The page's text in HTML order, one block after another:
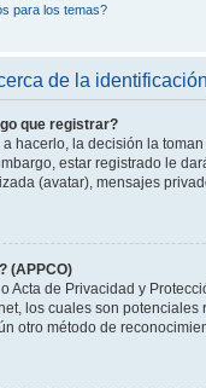
para los temas?
de la
que registrar?
hacerlo, la decisión la
estar registrado le
(avatar), mensajes
(APPCO)
o Acta de Privacidad y
los cuales son
otro método de